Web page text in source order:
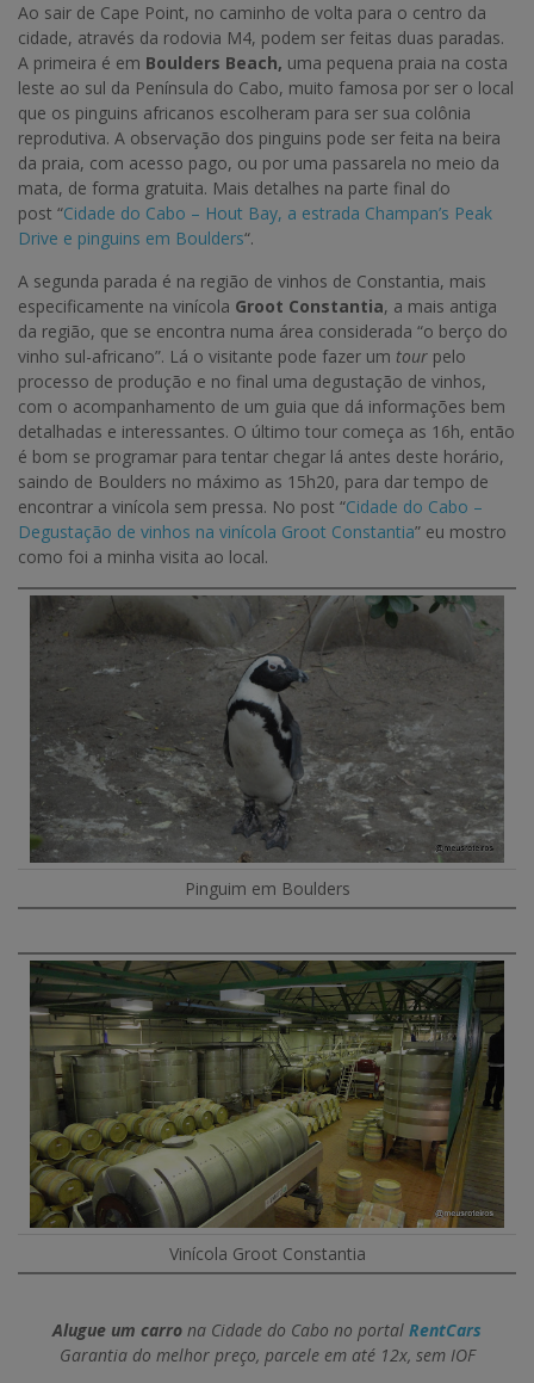
Ao sair de Cape Point, no caminho de volta para o centro da
cidade, através da rodovia M4, podem ser feitas duas paradas.
A primeira é em Boulders Beach, uma pequena praia na costa
leste ao sul da Península do Cabo, muito famosa por ser o local
que os pinguins africanos escolheram para ser sua colônia
reprodutiva. A observação dos pinguins pode ser feita na beira
da praia, com acesso pago, ou por uma passarela no meio da
mata, de forma gratuita. Mais detalhes na parte final do
post “Cidade do Cabo – Hout Bay, a estrada Champan’s Peak
Drive e pinguins em Boulders“.
A segunda parada é na região de vinhos de Constantia, mais
especificamente na vinícola Groot Constantia, a mais antiga
da região, que se encontra numa área considerada “o berço do
vinho sul-africano”. Lá o visitante pode fazer um tour pelo
processo de produção e no final uma degustação de vinhos,
com o acompanhamento de um guia que dá informações bem
detalhadas e interessantes. O último tour começa as 16h, então
é bom se programar para tentar chegar lá antes deste horário,
saindo de Boulders no máximo as 15h20, para dar tempo de
encontrar a vinícola sem pressa. No post “Cidade do Cabo –
Degustação de vinhos na vinícola Groot Constantia” eu mostro
como foi a minha visita ao local.
Pinguim em Boulders
Vinícola Groot Constantia
Alugue um carro na Cidade do Cabo no portal RentCars
Garantia do melhor preço, parcele em até 12x, sem IOF